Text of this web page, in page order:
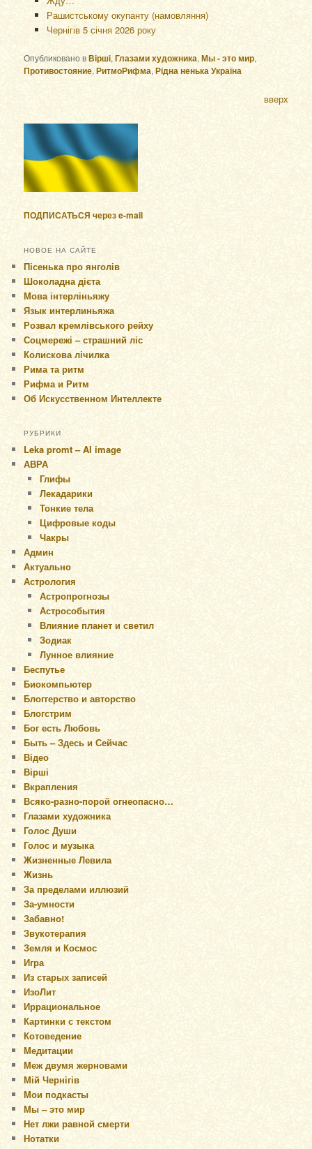
Рашистському окупанту (намовляння)
Чернігів 5 січня 2026 року
Опубликовано вВірші,Глазами художника,Мы - это мир,
Противостояние,РитмоРифма,Рідна ненька Україна
вверх
ПОДПИСАТЬСЯ через e-mail
НОВОЕ НА САЙТЕ
Пісенька про янголів
Шоколадна дієта
Мова інтерліньяжу
Язык интерлиньяжа
Розвал кремлівського рейху
Соцмережі – страшний ліс
Колискова лічилка
Рима та ритм
Рифма и Ритм
Об Искусственном Интеллекте
РУБРИКИ
Leka promt – AI image
АВРА
Глифы
Лекадарики
Тонкие тела
Цифровые коды
Чакры
Админ
Актуально
Астрология
Астропрогнозы
Астрособытия
Влияние планет и светил
Зодиак
Лунное влияние
Беспутье
Биокомпьютер
Блоггерство и авторство
Блогстрим
Бог есть Любовь
Быть – Здесь и Сейчас
Відео
Вірші
Вкрапления
Всяко-разно-порой огнеопасно…
Глазами художника
Голос Души
Голос и музыка
Жизненные Левила
Жизнь
За пределами иллюзий
За-умности
Забавно!
Звукотерапия
Земля и Космос
Игра
Из старых записей
ИзоЛит
Иррациональное
Картинки с текстом
Котоведение
Медитации
Меж двумя жерновами
Мій Чернігів
Мои подкасты
Мы – это мир
Нет лжи равной смерти
Нотатки